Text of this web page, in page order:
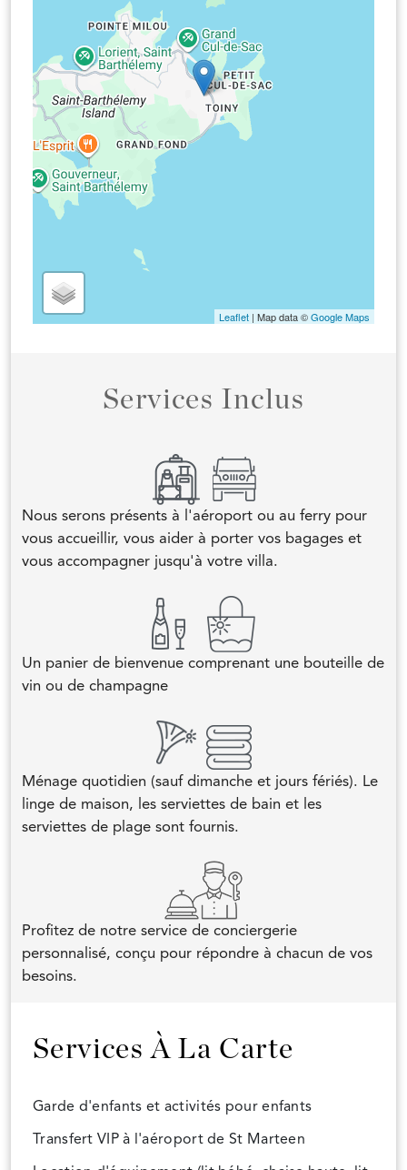
Leaflet | Map data ©Google Maps
Services Inclus
Nous serons présents à l'aéroport ou au ferry pour
vous accueillir, vous aider à porter vos bagages et
vous accompagner jusqu'à votre villa.
Un panier de bienvenue comprenant une bouteille de
vin ou de champagne
Ménage quotidien (sauf dimanche et jours fériés). Le
linge de maison, les serviettes de bain et les
serviettes de plage sont fournis.
Profitez de notre service de conciergerie
personnalisé, conçu pour répondre à chacun de vos
besoins.
Services À La Carte
Garde d'enfants et activités pour enfants
Transfert VIP à l'aéroport de St Marteen